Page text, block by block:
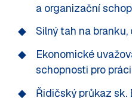
a organizační
Silný tah na
Ekonomické
schopnosti pro
Řidičský průkaz sk.